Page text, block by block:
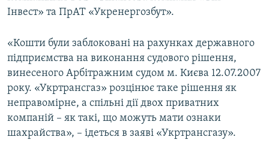
Інвест» та ПрАТ «Укренергозбут».
«Кошти були заблоковані на рахунках державного
підприємства на виконання судового рішення,
винесеного Арбітражним судом м. Києва 12.07.2007
року. «Укртрансгаз» розцінює таке рішення як
неправомірне, а спільні дії двох приватних
компаній – як такі, що можуть мати ознаки
шахрайства», – ідеться в заяві «Укртрансгазу».